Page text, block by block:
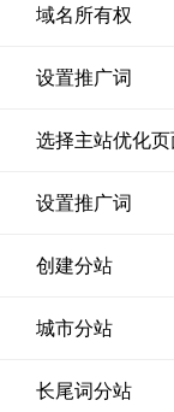
域名所有权
设置推广词
选择主站优化页
设置推广词
创建分站
城市分站
长尾词分站